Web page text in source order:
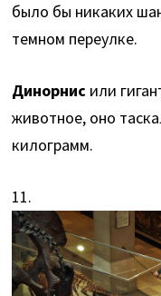
было бы никаких
темном переулке.
Динорнис или
животное, оно
килограмм.
11.